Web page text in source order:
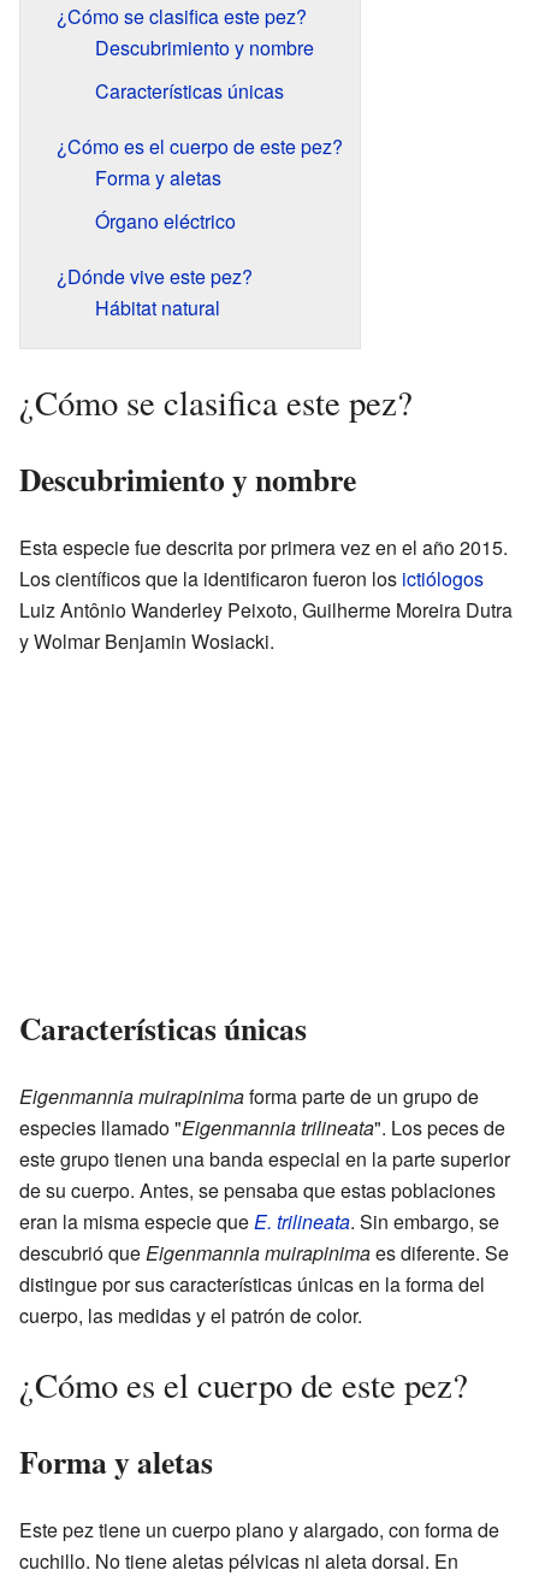
¿Cómo se clasifica este pez?
Descubrimiento y nombre
Características únicas
¿Cómo es el cuerpo de este pez?
Forma y aletas
Órgano eléctrico
¿Dónde vive este pez?
Hábitat natural
¿Cómo se clasifica este pez?
Descubrimiento y nombre
Esta especie fue descrita por primera vez en el año 2015.
Los científicos que la identificaron fueron los ictiólogos
Luiz Antônio Wanderley Peixoto, Guilherme Moreira Dutra
y Wolmar Benjamin Wosiacki.
Características únicas
Eigenmannia muirapinimaforma parte de un grupo de
especies llamado "Eigenmannia trilineata". Los peces de
este grupo tienen una banda especial en la parte superior
de su cuerpo. Antes, se pensaba que estas poblaciones
eran la misma especie queE. trilineata. Sin embargo, se
descubrió queEigenmannia muirapinimaes diferente. Se
distingue por sus características únicas en la forma del
cuerpo, las medidas y el patrón de color.
¿Cómo es el cuerpo de este pez?
Forma y aletas
Este pez tiene un cuerpo plano y alargado, con forma de
cuchillo. No tiene aletas pélvicas ni aleta dorsal. En